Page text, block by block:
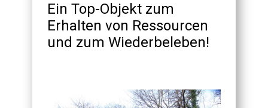
Ein Top-Objekt zum
Erhalten von Ressourcen
und zum Wiederbeleben!